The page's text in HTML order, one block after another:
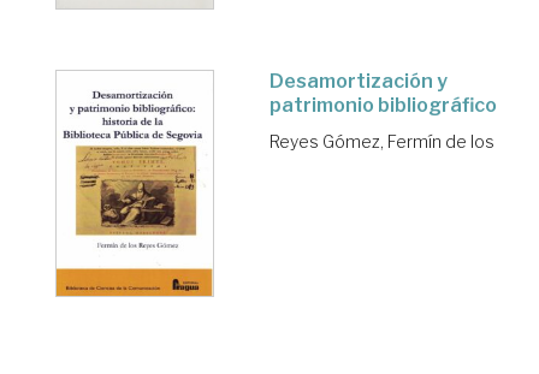
Desamortización y
patrimonio bibliográfico
Reyes Gómez, Fermín de los